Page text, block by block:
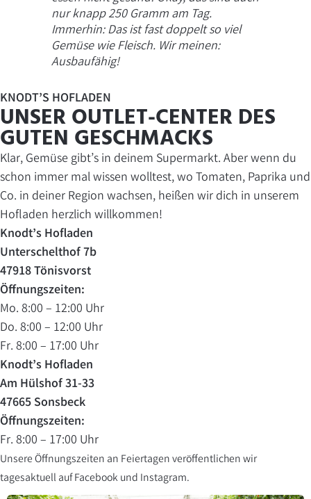
nur knapp 250 Gramm am Tag.
Immerhin: Das ist fast doppelt so viel
Gemüse wie Fleisch. Wir meinen:
Ausbaufähig!
KNODT’S HOFLADEN
UNSER OUTLET-CENTER DES
GUTEN GESCHMACKS
Klar, Gemüse gibt’s in deinem Supermarkt. Aber wenn du
schon immer mal wissen wolltest, wo Tomaten, Paprika und
Co. in deiner Region wachsen, heißen wir dich in unserem
Hofladen herzlich willkommen!
Knodt’s Hofladen
Unterschelthof 7b
47918 Tönisvorst
Öffnungszeiten:
Mo. 8:00 – 12:00 Uhr
Do. 8:00 – 12:00 Uhr
Fr. 8:00 – 17:00 Uhr
Knodt’s Hofladen
Am Hülshof 31-33
47665 Sonsbeck
Öffnungszeiten:
Fr. 8:00 – 17:00 Uhr
Unsere Öffnungszeiten an Feiertagen veröffentlichen wir
tagesaktuell aufFacebookund Instagram.